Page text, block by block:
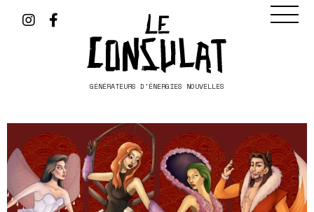
GÉNÉRATEURS D'ÉNERGIES NOUVELLES